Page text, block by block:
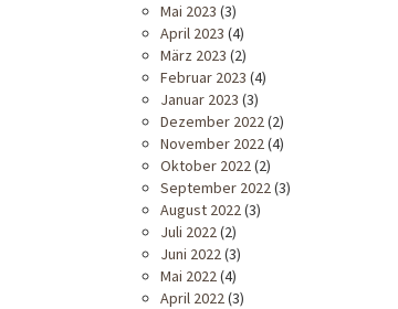
Mai 2023 (3)
April 2023 (4)
März 2023 (2)
Februar 2023 (4)
Januar 2023 (3)
Dezember 2022(2)
November 2022(4)
Oktober 2022(2)
September 2022(3)
August 2022(3)
Juli 2022(2)
Juni 2022(3)
Mai 2022(4)
April 2022(3)